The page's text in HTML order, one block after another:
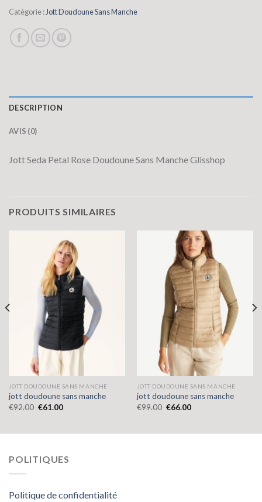
Catégorie :Jott Doudoune Sans Manche
DESCRIPTION
AVIS (0)
Jott Seda Petal Rose Doudoune Sans Manche Glisshop
PRODUITS SIMILAIRES
JOTT DOUDOUNE SANS MANCHE
jott doudoune sans manche
€92.00 €61.00
JOTT DOUDOUNE SANS MANCHE
jott doudoune sans manche
€99.00 €66.00
POLITIQUES
Politique de confidentialité